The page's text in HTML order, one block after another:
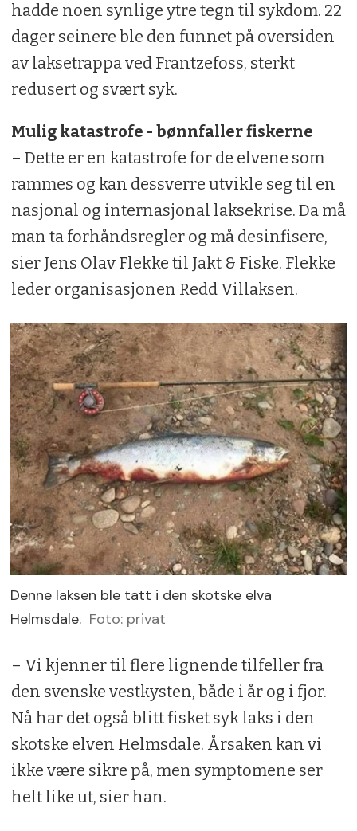
hadde noen synlige ytre tegn til sykdom. 22
dager seinere ble den funnet på oversiden
av laksetrappa ved Frantzefoss, sterkt
redusert og svært syk.
Mulig katastrofe - bønnfaller fiskerne
– Dette er en katastrofe for de elvene som
rammes og kan dessverre utvikle seg til en
nasjonal og internasjonal laksekrise. Da må
man ta forhåndsregler og må desinfisere,
sier Jens Olav Flekke til Jakt & Fiske. Flekke
leder organisasjonen Redd Villaksen.
Denne laksen ble tatt i den skotske elva
Helmsdale. Foto: privat
– Vi kjenner til flere lignende tilfeller fra
den svenske vestkysten, både i år og i fjor.
Nå har det også blitt fisket syk laks i den
skotske elven Helmsdale. Årsaken kan vi
ikke være sikre på, men symptomene ser
helt like ut, sier han.